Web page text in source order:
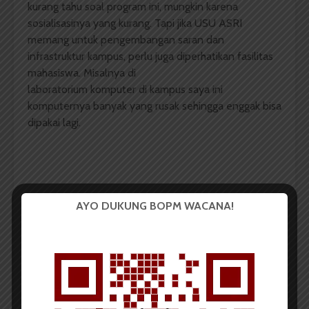
kurang tahu soal program ini, mungkin karena
sosialisasinya yang kurang. Tapi jika USU ASRI
memang untuk pengembangan saran dan
infrastruktur kampus, perlu juga diperhatikan fasilitas
mahasiswa. Misalnya di
laboratorium komputer di kampus saya ini
komputernya banyak yang rusak sehingga enggak bisa
dipakai lagi.
Raja Nindangi Lingga– Fakultas Kesehatan
Masyarakat 2010
AYO DUKUNG BOPM WACANA!